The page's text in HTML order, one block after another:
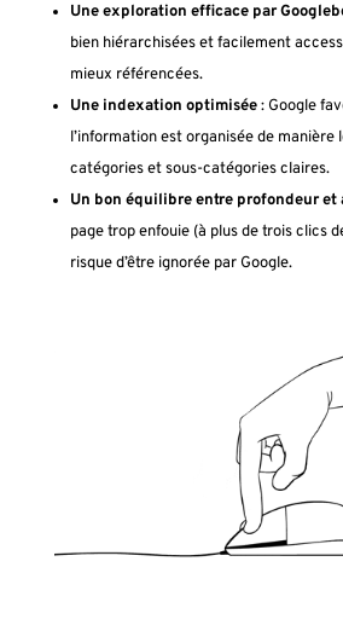
Une exploration efficace par
bien hiérarchisées et facilement
mieux référencées.
Une indexation optimisée: Google
l’information est organisée de manière
catégories et sous-catégories claires.
Un bon équilibre entre profondeur
page trop enfouie (à plus de trois clics
risque d’être ignorée par Google.